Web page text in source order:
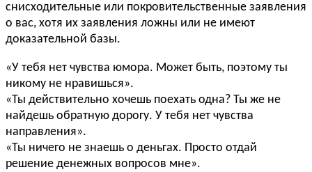
снисходительные или покровительственные заявления
о вас, хотя их заявления ложны или не имеют
доказательной базы.
«У тебя нет чувства юмора. Может быть, поэтому ты
никому не нравишься».
«Ты действительно хочешь поехать одна? Ты же не
найдешь обратную дорогу. У тебя нет чувства
направления».
«Ты ничего не знаешь о деньгах. Просто отдай
решение денежных вопросов мне».